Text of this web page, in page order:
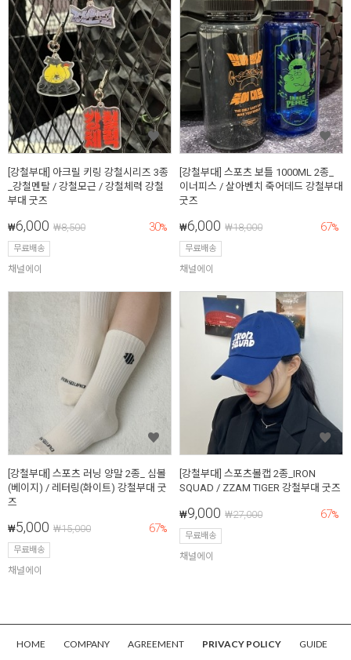
[강철부대] 아크릴 키링 강철시리즈 3종
_강철멘탈 / 강철모근 / 강철체력 강철
부대 굿즈
₩6,000 ₩8,500 30%
무료배송
채널에이
[강철부대] 스포츠 보틀 1000ML 2종_
이너피스 / 살아벤치 죽어데드 강철부대
굿즈
₩6,000 ₩18,000 67%
무료배송
채널에이
[강철부대] 스포츠 러닝 양말 2종_ 심볼
(베이지) / 레터링(화이트) 강철부대 굿
즈
₩5,000 ₩15,000 67%
무료배송
채널에이
[강철부대] 스포츠볼캡 2종_IRON
SQUAD / ZZAM TIGER 강철부대 굿즈
₩9,000 ₩27,000 67%
무료배송
채널에이
HOME COMPANY AGREEMENT PRIVACY POLICY
GUIDE